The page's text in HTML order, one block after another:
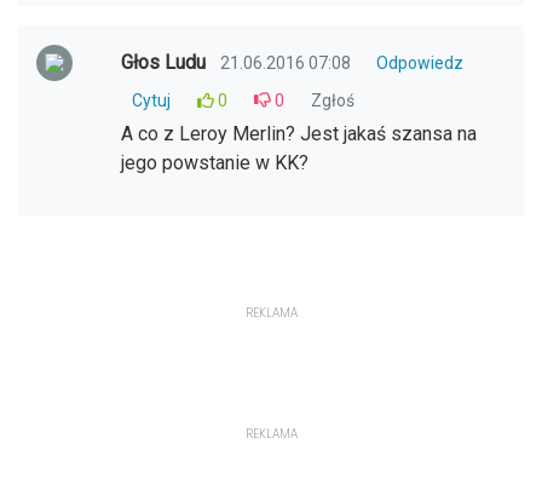
Głos Ludu 21.06.2016 07:08
Odpowiedz
Cytuj
0 0 Zgłoś
A co z Leroy Merlin? Jest jakaś szansa na
jego powstanie w KK?
REKLAMA
REKLAMA